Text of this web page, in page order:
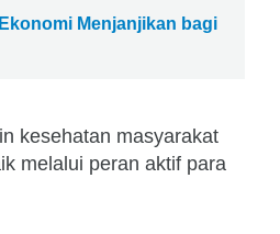
Menjanjikan bagi
kesehatan masyarakat
melalui peran aktif para